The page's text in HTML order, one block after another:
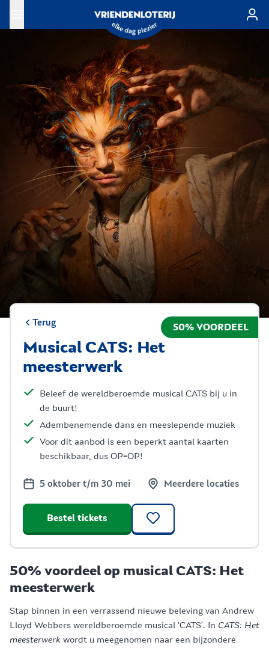
Ga naar de hoofdinhoud
Terug
Musical CATS: Het
meesterwerk
50% VOORDEEL
Beleef de wereldberoemde musical CATS bij u in
de buurt!
Adembenemende dans en meeslepende muziek
Voor dit aanbod is een beperkt aantal kaarten
beschikbaar, dus OP=OP!
5 oktober t/m 30 mei Meerdere locaties
Bestel tickets
50% voordeel op musical CATS: Het
meesterwerk
Stap binnen in een verrassend nieuwe beleving van Andrew
Lloyd Webbers wereldberoemde musical ‘CATS’. In CATS: Het
meesterwerk wordt u meegenomen naar een bijzondere